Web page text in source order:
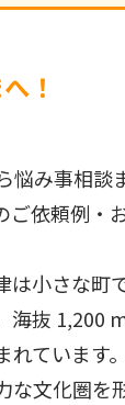
！
み事相談
依頼例・
小さな町
抜 1,200
ていま
文化圏を